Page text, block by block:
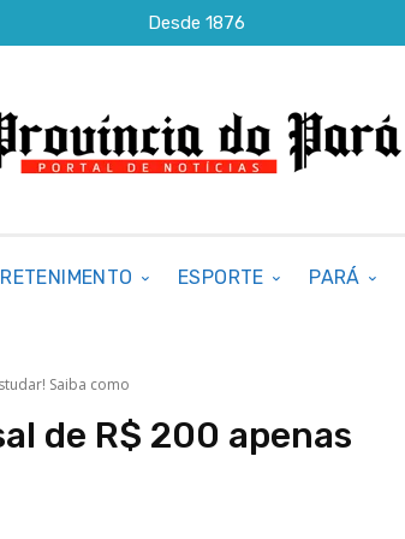
Desde 1876
ESPORTE PARÁ
Saiba como
de R$ 200 apenas